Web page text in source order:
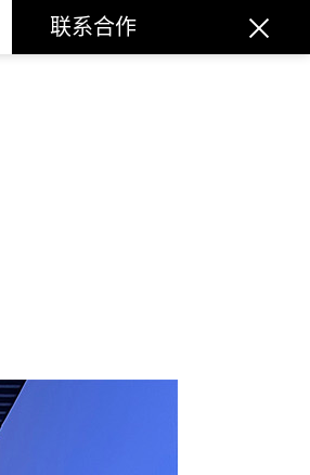
联系合作